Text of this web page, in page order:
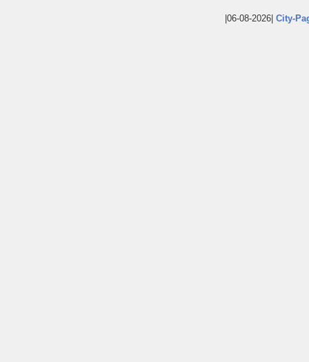
|06-08-2026| City-